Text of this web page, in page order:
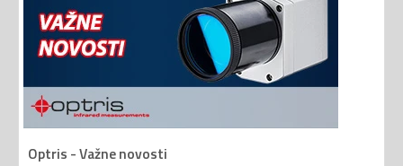
Optris - Važne novosti